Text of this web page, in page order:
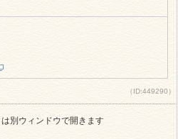
（ID:449290）
別ウィンドウで開きます